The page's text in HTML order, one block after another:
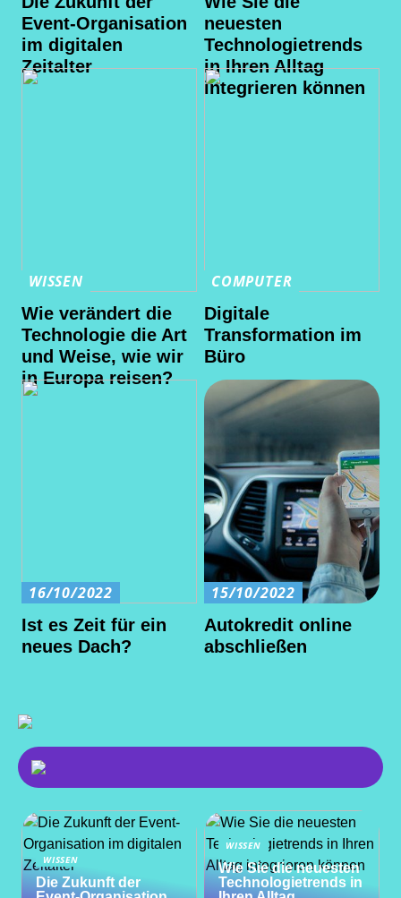
Event-Organisation
im digitalen
Zeitalter
neuesten
Technologietrends
in Ihren Alltag
integrieren können
WISSEN
Wie verändert die
Technologie die Art
und Weise, wie wir
in Europa reisen?
COMPUTER
Digitale
Transformation im
Büro
16/10/2022
Ist es Zeit für ein
neues Dach?
15/10/2022
Autokredit online
abschließen
WISSEN
Die Zukunft der
WISSEN
Wie Sie die neuesten
Technologietrends in